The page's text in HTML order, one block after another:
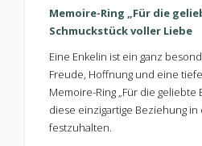
Memoire-Ring „Für die
Schmuckstück voller Liebe
Eine Enkelin ist ein ganz
Freude, Hoffnung und eine
Memoire-Ring „Für die geliebte
diese einzigartige Beziehung
festzuhalten.